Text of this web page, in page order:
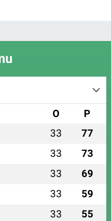
O P
33 77
33 73
33 69
33 59
33 55